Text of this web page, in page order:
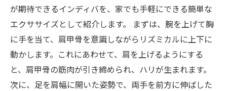
が期待できるインディバを、家でも手軽にできる簡単な
エクササイズとして紹介します。 まずは、腕を上げて胸
に手を当て、肩甲骨を意識しながらリズミカルに上下に
動かします。これにあわせて、肩を上げるようにする
と、肩甲骨の筋肉が引き締められ、ハリが生まれます。
次に、足を肩幅に開いた姿勢で、両手を前方に伸ばした